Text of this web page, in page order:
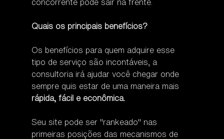
concorrente pode sair na frente.
Quais os principais benefícios?
Os benefícios para quem adquire esse
tipo de serviço são incontáveis, a
consultoria irá ajudar você chegar onde
sempre quis estar de uma maneira mais
rápida, fácil e econômica.
Seu site pode ser "rankeado" nas
primeiras posições das mecanismos de